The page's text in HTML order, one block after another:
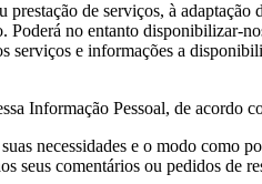
de serviços, à
no entanto disponibilizar-
serviços e informações a
Informação Pessoal, de acordo
necessidades e o modo como
seus comentários ou pedidos de